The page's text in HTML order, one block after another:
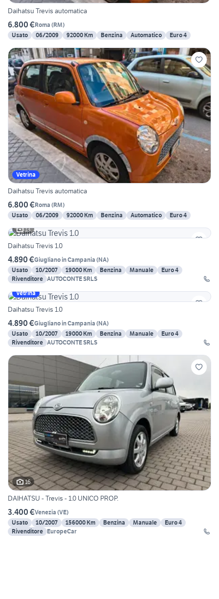
Daihatsu Trevis automatica
6.800 €Roma (RM)
Usato
06/2009 92000 Km Benzina Automatico Euro 4
Vetrina
Daihatsu Trevis automatica
6.800 €Roma (RM)
Usato
06/2009 92000 Km Benzina Automatico
Euro 4
13
Daihatsu Trevis 1.0
4.890 €Giugliano in Campania (NA)
Usato
10/2007 19000 Km Benzina Manuale
Euro 4
Rivenditore AUTOCONTE SRLS
Vetrina
Daihatsu Trevis 1.0
4.890 €Giugliano in Campania (NA)
Usato
10/2007 19000 Km Benzina Manuale
Euro 4
Rivenditore AUTOCONTE SRLS
16
DAIHATSU - Trevis - 1.0 UNICO PROP.
3.400 €Venezia (VE)
Usato
10/2007 156000 Km Benzina Manuale
Euro 4
Rivenditore EuropeCar